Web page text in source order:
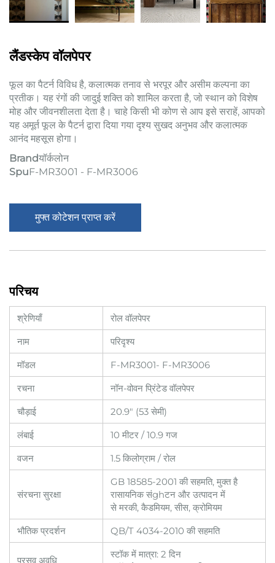
लैंडस्केप वॉलपेपर
फूल का पैटर्न विविध है, कलात्मक तनाव से भरपूर और असीम कल्पना का
प्रतीक। यह रंगों की जादुई शक्ति को शामिल करता है, जो स्थान को विशेष
मोह और जीवनशीलता देता है। चाहे किसी भी कोण से आप इसे सराहें, आपको
यह अमूर्त फूल के पैटर्न द्वारा दिया गया दृश्य सुखद अनुभव और कलात्मक
आनंद महसूस होगा।
Brandयॉर्कलोन
SpuF-MR3001 - F-MR3006
मुफ्त कोटेशन प्राप्त करें
परिचय
श्रेणियाँ
रोल वॉलपेपर
नाम
परिदृश्य
मॉडल
F-MR3001- F-MR3006
रचना
नॉन-वोवन प्रिंटेड वॉलपेपर
चौड़ाई
20.9" (53 सेमी)
लंबाई
10 मीटर / 10.9 गज
वजन
1.5 किलोग्राम / रोल
संरचना सुरक्षा
GB 18585-2001 की सहमति, मुक्त है
रासायनिक संghटन और उत्पादन में
से मरकी, कैडमियम, सीस, क्रोमियम
भौतिक प्रदर्शन
QB/T 4034-2010 की सहमति
प्रसव अवधि
स्टॉक में मात्रा: 2 दिन